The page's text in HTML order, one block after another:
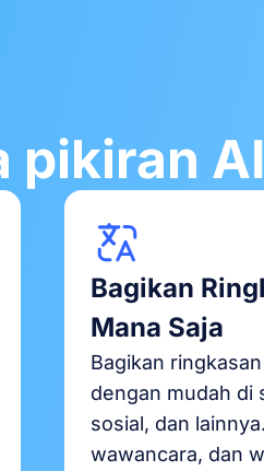
pikiran
Bagikan
Mana Saja
Bagikan
dengan mudah di
sosial, dan
wawancara, dan